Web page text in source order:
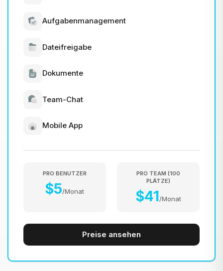
Aufgabenmanagement
Dateifreigabe
Dokumente
Team-Chat
Mobile App
PRO BENUTZER
$5/Monat
PRO TEAM (100
PLÄTZE)
$41/Monat
Preise ansehen